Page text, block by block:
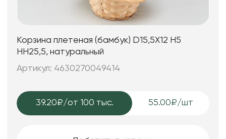
Корзина плетеная (бамбук) D15,5X12 H5
HH25,5, натуральный
Артикул: 4630270049414
39.20₽/от 100 тыс. 55.00₽/шт